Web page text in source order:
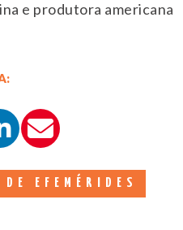
e produtora americana
EFEMÉRIDES